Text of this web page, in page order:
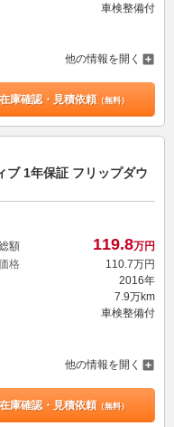
車検整備付
他の情報を開く
在庫確認・見積依頼（無料）
ブ 1年保証 フリップダウ
額 119.8万円
格
110.7万円
2016年
7.9万km
車検整備付
他の情報を開く
在庫確認・見積依頼（無料）